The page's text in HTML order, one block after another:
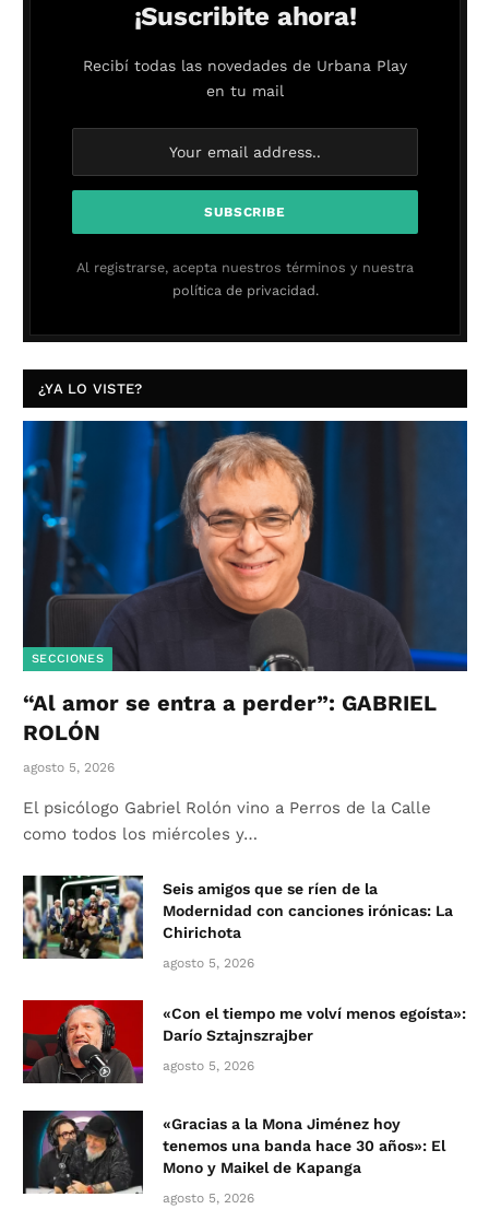
¡Suscribite ahora!
Recibí todas las novedades de Urbana Play
en tu mail
Al registrarse, acepta nuestros términos y nuestra
política de privacidad.
¿YA LO VISTE?
SECCIONES
“Al amor se entra a perder”: GABRIEL
ROLÓN
agosto 5, 2026
El psicólogo Gabriel Rolón vino a Perros de la Calle
como todos los miércoles y…
Seis amigos que se ríen de la
Modernidad con canciones irónicas: La
Chirichota
agosto 5, 2026
«Con el tiempo me volví menos egoísta»:
Darío Sztajnszrajber
agosto 5, 2026
«Gracias a la Mona Jiménez hoy
tenemos una banda hace 30 años»: El
Mono y Maikel de Kapanga
agosto 5, 2026